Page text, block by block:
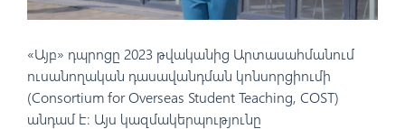
«Այբ» դպրոցը 2023 թվականից Արտասահմանում
ուսանողական դասավանդման կոնսորցիումի
(Consortium for Overseas Student Teaching, COST)
անդամ է։ Այս կազմակերպությունը